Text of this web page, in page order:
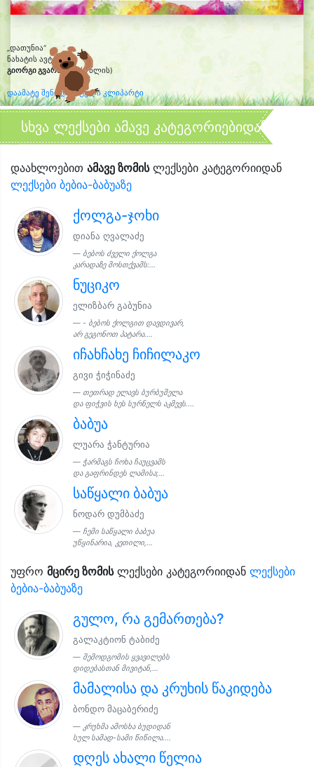
„დათუნია“
ნახატის ავტორი:
გიორგი გვარმიანი(5 წლის)
დაამატე შენი დახატული კლიპარტი
სხვა ლექსები ამავე კატეგორიებიდან
დაახლოებით ამავე ზომისლექსები კატეგორიიდან
ლექსები ბებია-ბაბუაზე
ქოლგა-ჯოხი
დიანა ღვალაძე
ბებოს ძველი ქოლგა
კარადაზე მოსთქვამს:...
ნუციკო
ელიზბარ გაბუნია
- ბებოს ქოლგით დავდივარ,
არ გეგონოთ პატარა....
იჩახჩახე ჩიჩილაკო
გივი ჭიჭინაძე
თეთრად ელავს ბურბუშელა
და ფიჭვის ხეს სურნელს აკმევს....
ბაბუა
ლუარა ჭანტურია
ჭარმაგს ჩოხა ჩაუცვამს
და გაფრინდეს ლამისა;...
საწყალი ბაბუა
ნოდარ დუმბაძე
ჩემი საწყალი ბაბუა
უწყინარია, კეთილი,...
უფრო მცირე ზომისლექსები კატეგორიიდან ლექსები
ბებია-ბაბუაზე
გულო, რა გემართება?
გალაკტიონ ტაბიძე
შემოდგომის ყვავილებს
დიდებასთან მივიტან,...
მამალისა და კრუხის წაკიდება
ბონდო მაცაბერიძე
კრუხმა ამოსხა ბუდიდან
სულ სამად-სამი წიწილა....
დღეს ახალი წელია